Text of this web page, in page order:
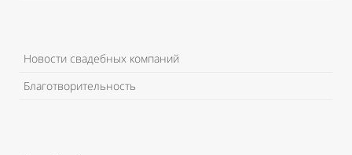
Новости свадебных компаний
Благотворительность